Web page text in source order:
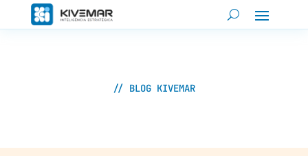
// BLOG KIVEMAR